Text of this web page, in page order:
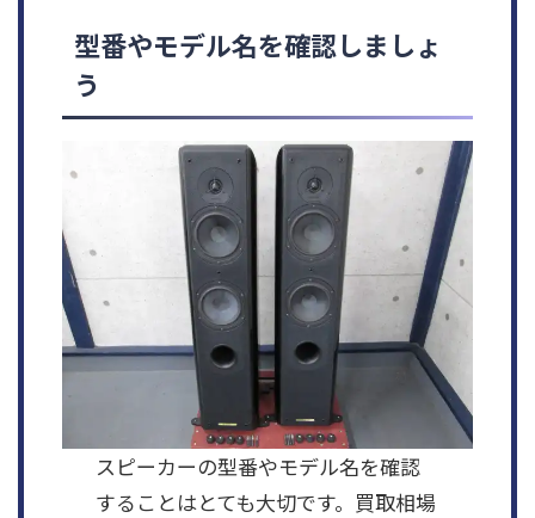
型番やモデル名を確認しましょ
う
スピーカーの型番やモデル名を確認
することはとても大切です。買取相場